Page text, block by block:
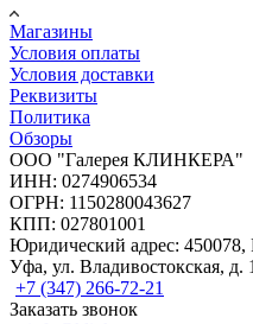
Магазины
Условия оплаты
Условия доставки
Реквизиты
Политика
Обзоры
ООО "Галерея КЛИНКЕРА"
ИНН: 0274906534
ОГРН: 1150280043627
КПП: 027801001
Юридический адрес: 450078,
Уфа, ул. Владивостокская, д.
+7 (347) 266-72-21
Заказать звонок